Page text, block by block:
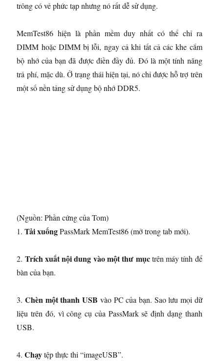
trông có vẻ phức tạp nhưng nó rất dễ sử dụng.
MemTest86 hiện là phần mềm duy nhất có thể chỉ ra
DIMM hoặc DIMM bị lỗi, ngay cả khi tất cả các khe cắm
bộ nhớ của bạn đã được điền đầy đủ. Đó là một tính năng
trả phí, mặc dù. Ở trạng thái hiện tại, nó chỉ được hỗ trợ trên
một số nền tảng sử dụng bộ nhớ DDR5.
(Nguồn: Phần cứng của Tom)
1.Tải xuốngPassMark MemTest86(mở trong tab mới).
2. Trích xuất nội dung vào một thư mụctrên máy tính để
bàn của bạn.
3.Chèn một thanh USB vào PC của bạn. Sao lưu mọi dữ
liệu trên đó, vì công cụ của PassMark sẽ định dạng thanh
USB.
4.Chạytệp thực thi “imageUSB”.